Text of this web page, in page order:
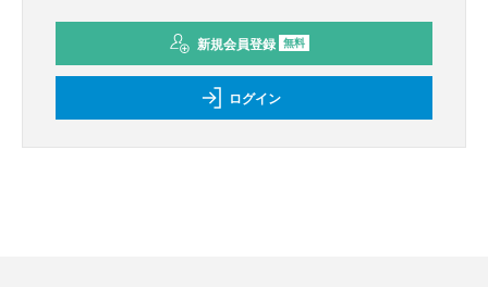
新規会員登録 無料
ログイン